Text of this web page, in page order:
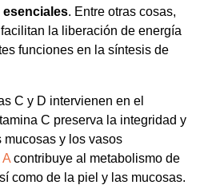
. Entre otras cosas,
la liberación de energía
funciones en la síntesis de
C y D intervienen en el
C preserva la integridad y
y los vasos
contribuye al metabolismo de
como de la piel y las mucosas.